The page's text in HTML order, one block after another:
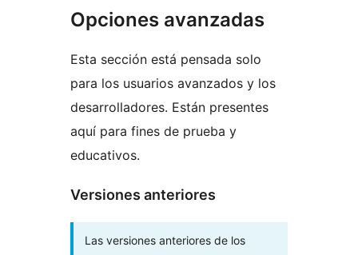
Opciones avanzadas
Esta sección está pensada solo
para los usuarios avanzados y los
desarrolladores. Están presentes
aquí para fines de prueba y
educativos.
Versiones anteriores
Las versiones anteriores de los